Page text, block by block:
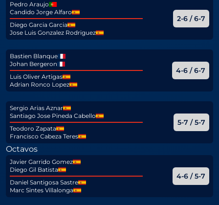
Pedro Araujo
Candido Jorge Alfaro
Diego Garcia Garcia
Jose Luis Gonzalez Rodriguez
2-6 / 6-7
Bastien Blanque
Johan Bergeron
Luis Oliver Artigas
Adrian Ronco Lopez
4-6 / 6-7
Sergio Arias Aznar
Santiago Jose Pineda Cabello
Teodoro Zapata
Francisco Cabeza Teres
5-7 / 5-7
Octavos
Javier Garrido Gomez
Diego Gil Batista
Daniel Santigosa Sastre
Marc Sintes Villalonga
4-6 / 5-7